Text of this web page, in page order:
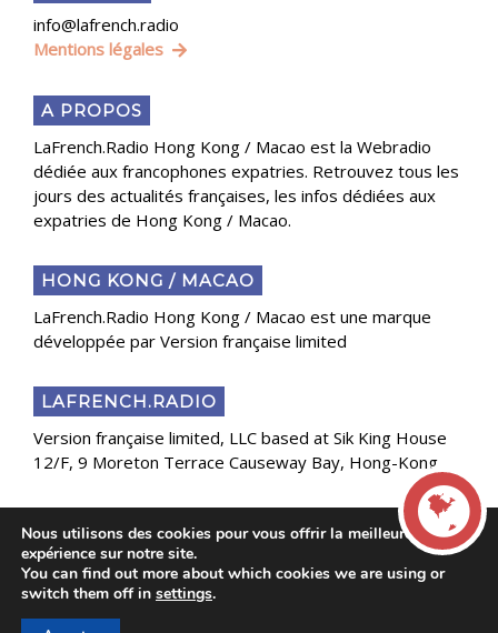
info@lafrench.radio
Mentions légales
A PROPOS
LaFrench.Radio Hong Kong / Macao est la Webradio
dédiée aux francophones expatries. Retrouvez tous les
jours des actualités françaises, les infos dédiées aux
expatries de Hong Kong / Macao.
HONG KONG / MACAO
LaFrench.Radio Hong Kong / Macao est une marque
développée par Version française limited
LAFRENCH.RADIO
Version française limited, LLC based at Sik King House
12/F, 9 Moreton Terrace Causeway Bay, Hong-Kong
Copyright 2025 Presse Généraliste des Français de
l’Étranger
LIVE
Nous utilisons des cookies pour vous offrir la meilleure
expérience sur notre site.
You can find out more about which cookies we are using or
switch them off in settings.